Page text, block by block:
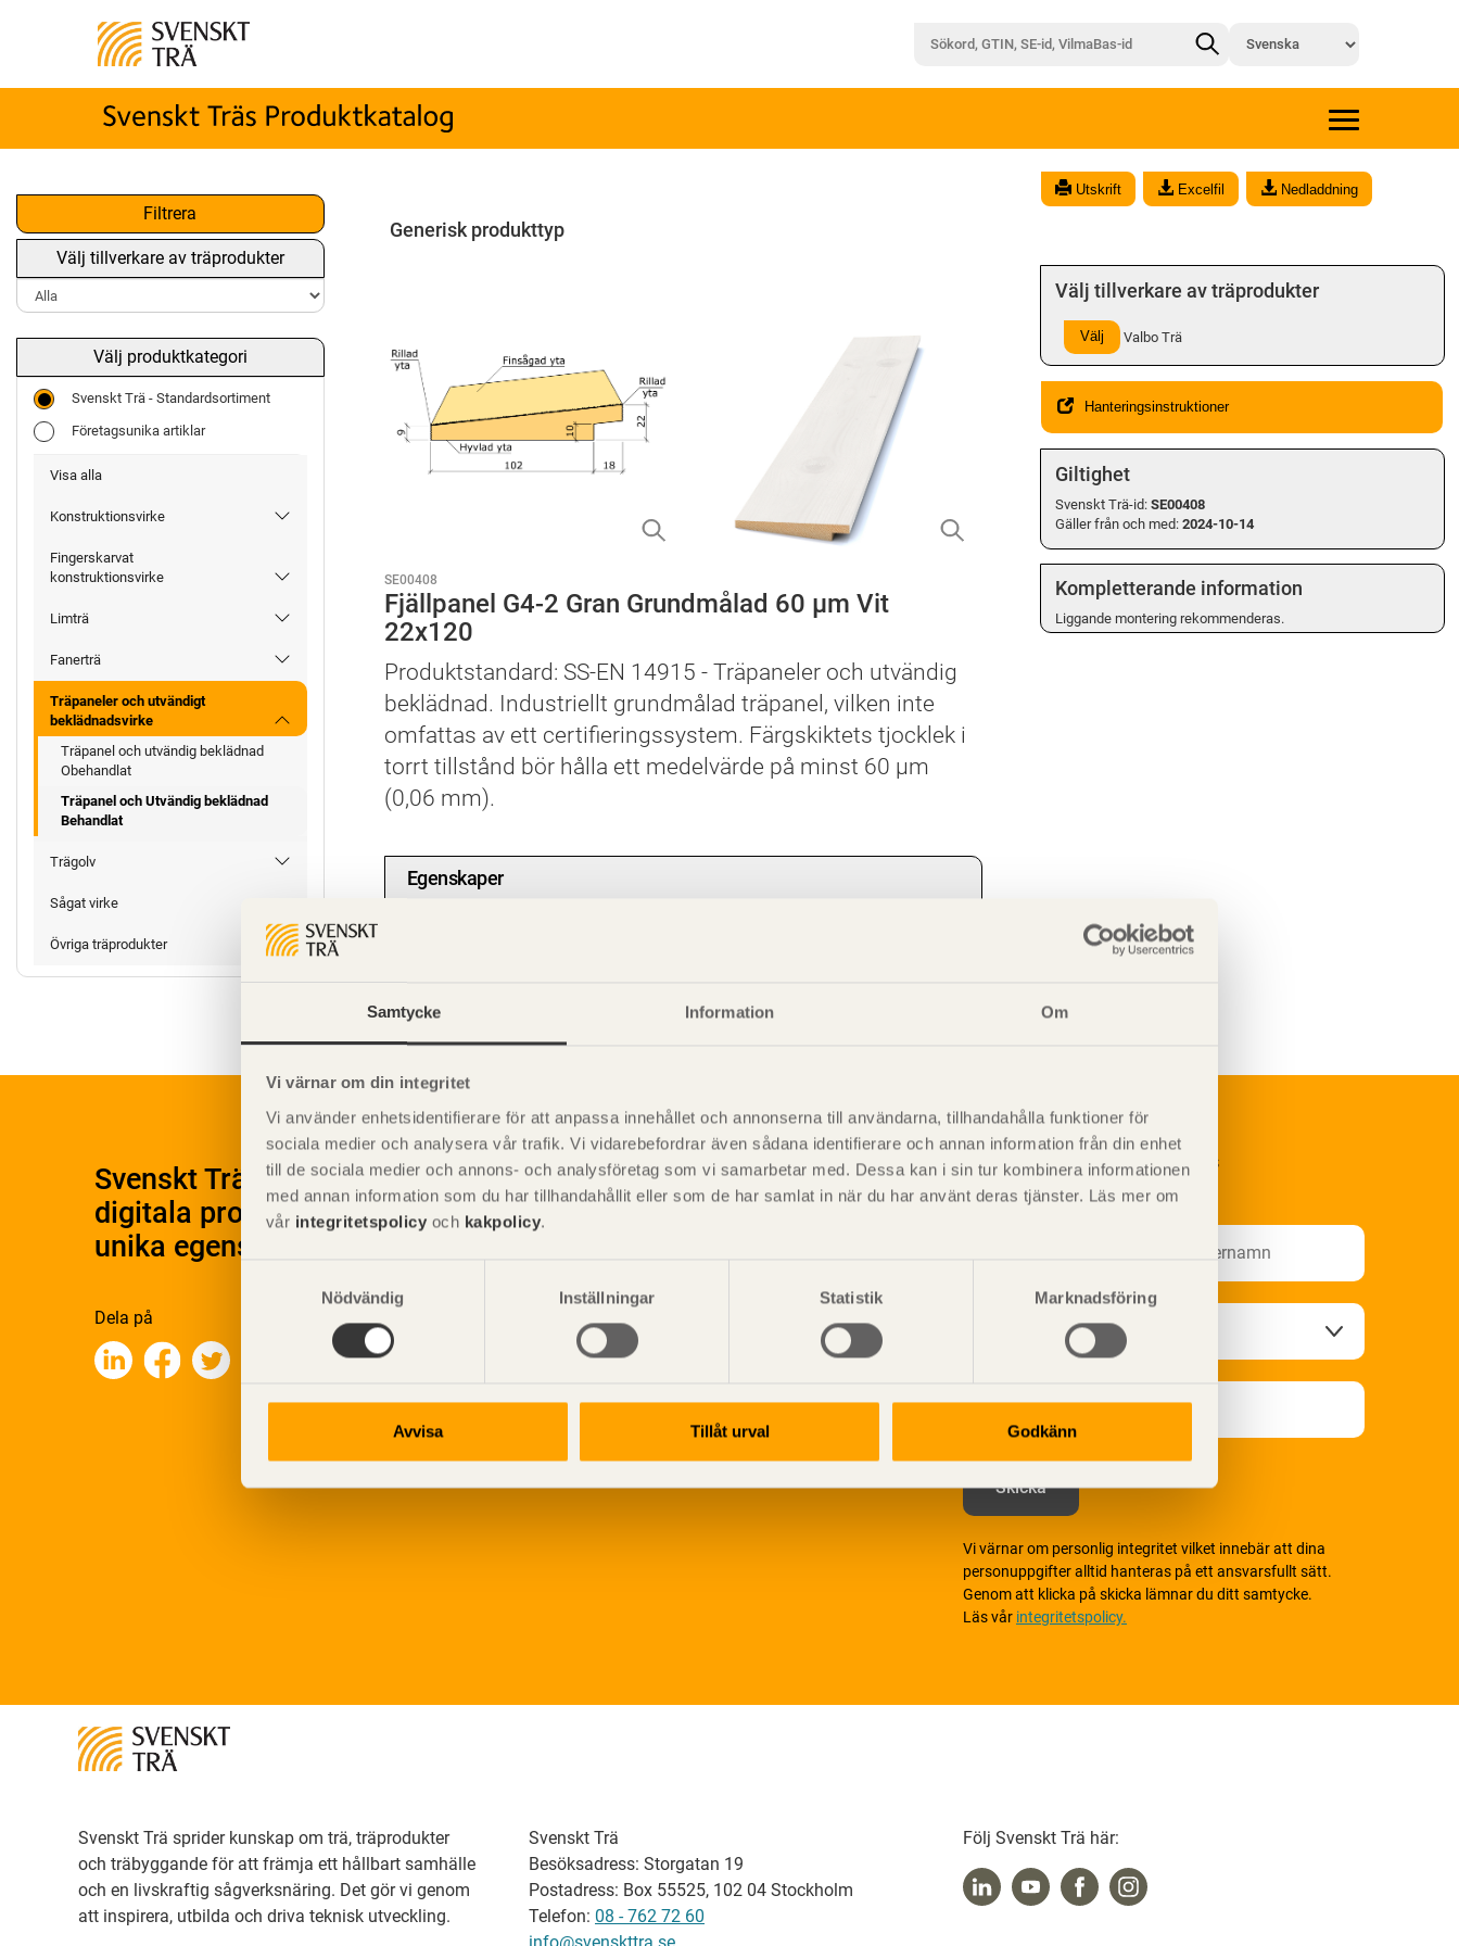
Samtycke Information Om
Vi värnar om din integritet
Vi använder enhetsidentifierare för att anpassa innehållet och annonserna till användarna, tillhandahålla funktioner för
sociala medier och analysera vår trafik. Vi vidarebefordrar även sådana identifierare och annan information från din enhet
till de sociala medier och annons- och analysföretag som vi samarbetar med. Dessa kan i sin tur kombinera informationen
med annan information som du har tillhandahållit eller som de har samlat in när du har använt deras tjänster. Läs mer om
vår integritetspolicy och kakpolicy.
Nödvändig
Inställningar Statistik Marknadsföring
Avvisa Tillåt urval Godkänn
Filtrera
Välj tillverkare av träprodukter
Välj produktkategori
Svenskt Trä - Standardsortiment
Företagsunika artiklar
Visa alla
Konstruktionsvirke
Fingerskarvat
konstruktionsvirke
Limträ
Fanerträ
Träpaneler och utvändigt
beklädnadsvirke
Träpanel och utvändig beklädnad
Obehandlat
Träpanel och Utvändig beklädnad
Behandlat
Trägolv
Sågat virke
Övriga träprodukter
Utskrift Excelfil Nedladdning
Generisk produkttyp
SE00408
Fjällpanel G4-2 Gran Grundmålad 60 µm Vit
22x120
Produktstandard: SS-EN 14915 - Träpaneler och utvändig
beklädnad. Industriellt grundmålad träpanel, vilken inte
omfattas av ett certifieringssystem. Färgskiktets tjocklek i
torrt tillstånd bör hålla ett medelvärde på minst 60 µm
(0,06 mm).
Egenskaper
Välj tillverkare av träprodukter
Välj Valbo Trä
Hanteringsinstruktioner
Giltighet
Svenskt Trä-id: SE00408
Gäller från och med:2024-10-14
Kompletterande information
Liggande montering rekommenderas.
Svenskt Träs Produktkatalog är svensk sågverksnärings
digitala produktkatalog för att beskriva träprodukter och deras
unika egenskaper.
Dela på
Prenumerera på Svenskt Träs
informationsutskick!
Vi värnar om personlig integritet vilket innebär att dina
personuppgifter alltid hanteras på ett ansvarsfullt sätt.
Genom att klicka på skicka lämnar du ditt samtycke.
Läs vår integritetspolicy.
Svenskt Trä sprider kunskap om trä, träprodukter
och träbyggande för att främja ett hållbart samhälle
och en livskraftig sågverksnäring. Det gör vi genom
att inspirera, utbilda och driva teknisk utveckling.
Svenskt Trä
Besöksadress: Storgatan 19
Postadress: Box 55525, 102 04 Stockholm
Telefon: 08 - 762 72 60
Följ Svenskt Trä här: